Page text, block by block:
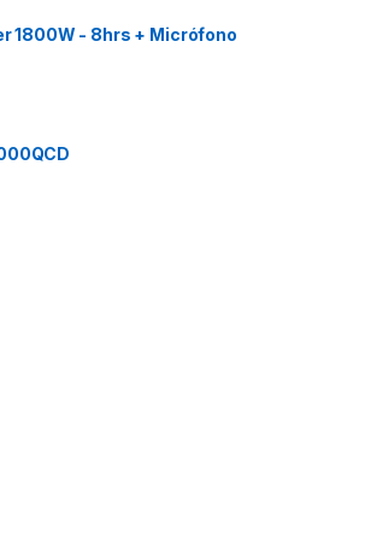
1800W - 8hrs + Micrófono